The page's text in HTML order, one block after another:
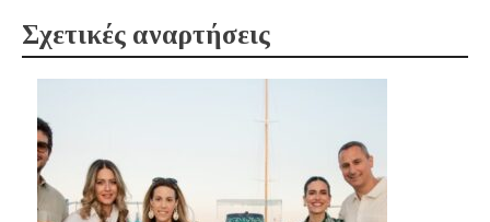
Σχετικές αναρτήσεις